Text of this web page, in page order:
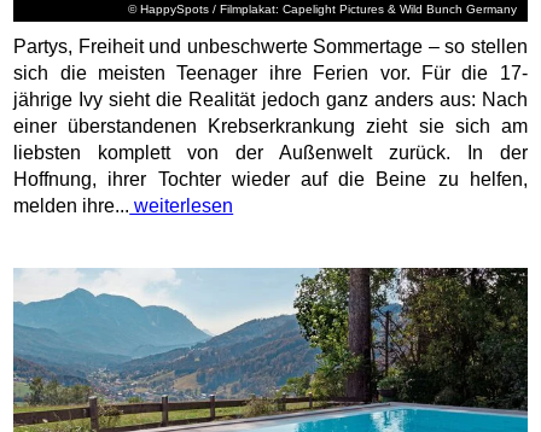
© HappySpots / Filmplakat: Capelight Pictures & Wild Bunch Germany
Partys, Freiheit und unbeschwerte Sommertage – so stellen
sich die meisten Teenager ihre Ferien vor. Für die 17-
jährige Ivy sieht die Realität jedoch ganz anders aus: Nach
einer überstandenen Krebserkrankung zieht sie sich am
liebsten komplett von der Außenwelt zurück. In der
Hoffnung, ihrer Tochter wieder auf die Beine zu helfen,
melden ihre... weiterlesen